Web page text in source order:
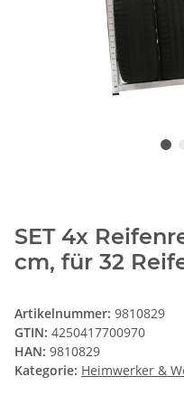
SET 4x
cm, für 32
Artikelnummer: 9810829
GTIN: 4250417700970
HAN: 9810829
Kategorie: Heimwerker &